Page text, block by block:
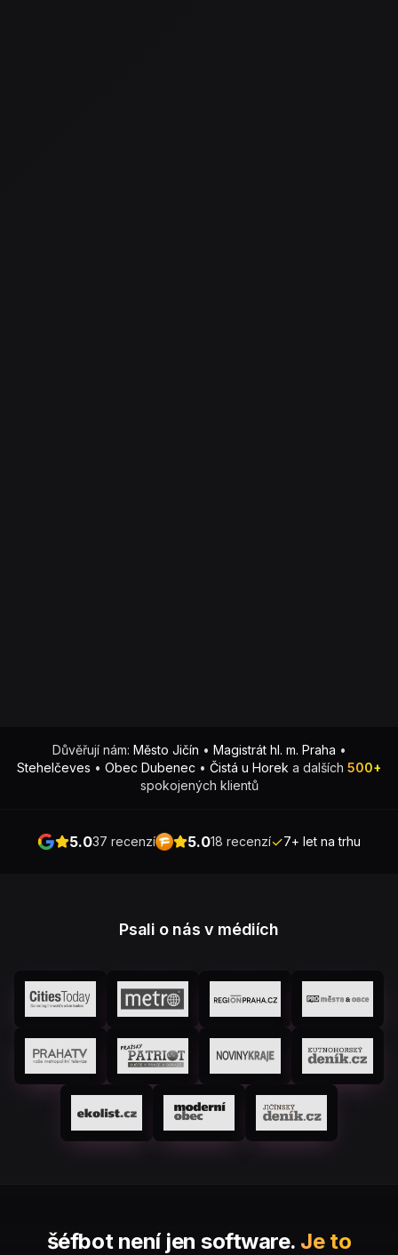
Důvěřují nám: Město Jičín • Magistrát hl. m. Praha •
Stehelčeves • Obec Dubenec • Čistá u Horek a dalších 500+
spokojených klientů
5.037 recenzí 5.018 recenzí✓7+ let na trhu
Psali o nás v médiích
šéfbot není jen software. Je to